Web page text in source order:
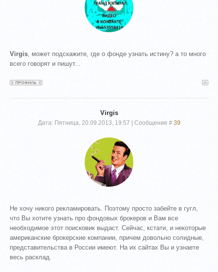
Virgis , может подскажите, где о фонде узнать истину? а то много
всего говорят и пишут...
Virgis
Дата: Пятница, 20.09.2013, 19:57 | Сообщение # 39
Не хочу никого рекламировать. Поэтому просто забейте в гугл,
что Вы хотите узнать про фондовых брокеров и Вам все
необходимое этот поисковик выдаст. Сейчас, кстати, и некоторые
американские брокерские компании, причем довольно солидные,
представительства в России имеют. На их сайтах Вы и узнаете
весь расклад.